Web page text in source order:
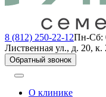
8 (812) 250-22-12Пн-Сб:
Лиственная ул., д. 20, к.
Обратный звонок
О клинике